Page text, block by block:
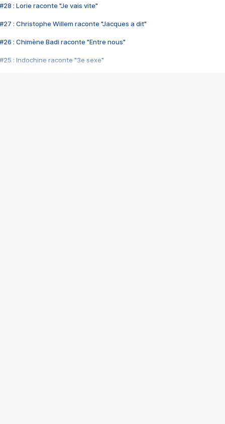
#28 : Lorie raconte "Je vais vite"
#27 : Christophe Willem raconte "Jacques a dit"
#26 : Chimène Badi raconte "Entre nous"
#25 : Indochine raconte "3e sexe"